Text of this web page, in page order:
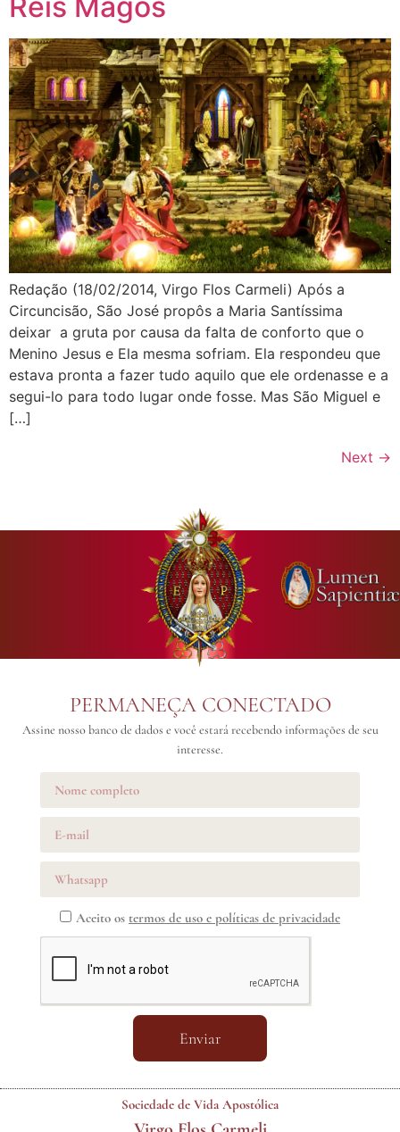
Redação (18/02/2014, Virgo Flos Carmeli) Após a
Circuncisão, São José propôs a Maria Santíssima
deixar a gruta por causa da falta de conforto que o
Menino Jesus e Ela mesma sofriam. Ela respondeu que
estava pronta a fazer tudo aquilo que ele ordenasse e a
segui-lo para todo lugar onde fosse. Mas São Miguel e
[…]
Next →
PERMANEÇA CONECTADO
Assine nosso banco de dados e você estará recebendo informações de seu
interesse.
Aceito os termos de uso e políticas de privacidade
Enviar
Sociedade de Vida Apostólica